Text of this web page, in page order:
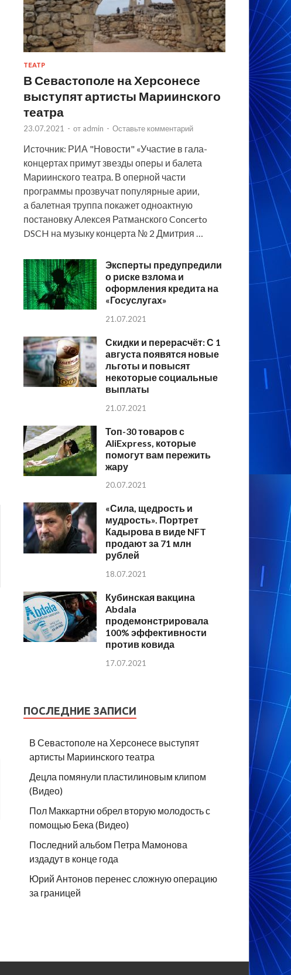
ТЕАТР
В Севастополе на Херсонесе
выступят артисты Мариинского
театра
23.07.2021 - от admin - Оставьте комментарий
Источник: РИА "Новости" «Участие в гала-
концертах примут звезды оперы и балета
Мариинского театра. В оперной части
программы прозвучат популярные арии,
а балетная труппа покажет одноактную
постановку Алексея Ратманского Concerto
DSCH на музыку концерта № 2 Дмитрия …
Эксперты предупредили
о риске взлома и
оформления кредита на
«Госуслугах»
21.07.2021
Скидки и перерасчёт: С 1
августа появятся новые
льготы и повысят
некоторые социальные
выплаты
21.07.2021
Топ-30 товаров с
AliExpress, которые
помогут вам пережить
жару
20.07.2021
«Сила, щедрость и
мудрость». Портрет
Кадырова в виде NFT
продают за 71 млн
рублей
18.07.2021
Кубинская вакцина
Abdala
продемонстрировала
100% эффективности
против ковида
17.07.2021
ПОСЛЕДНИЕ ЗАПИСИ
В Севастополе на Херсонесе выступят
артисты Мариинского театра
Децла помянули пластилиновым клипом
(Видео)
Пол Маккартни обрел вторую молодость с
помощью Бека (Видео)
Последний альбом Петра Мамонова
издадут в конце года
Юрий Антонов перенес сложную операцию
за границей